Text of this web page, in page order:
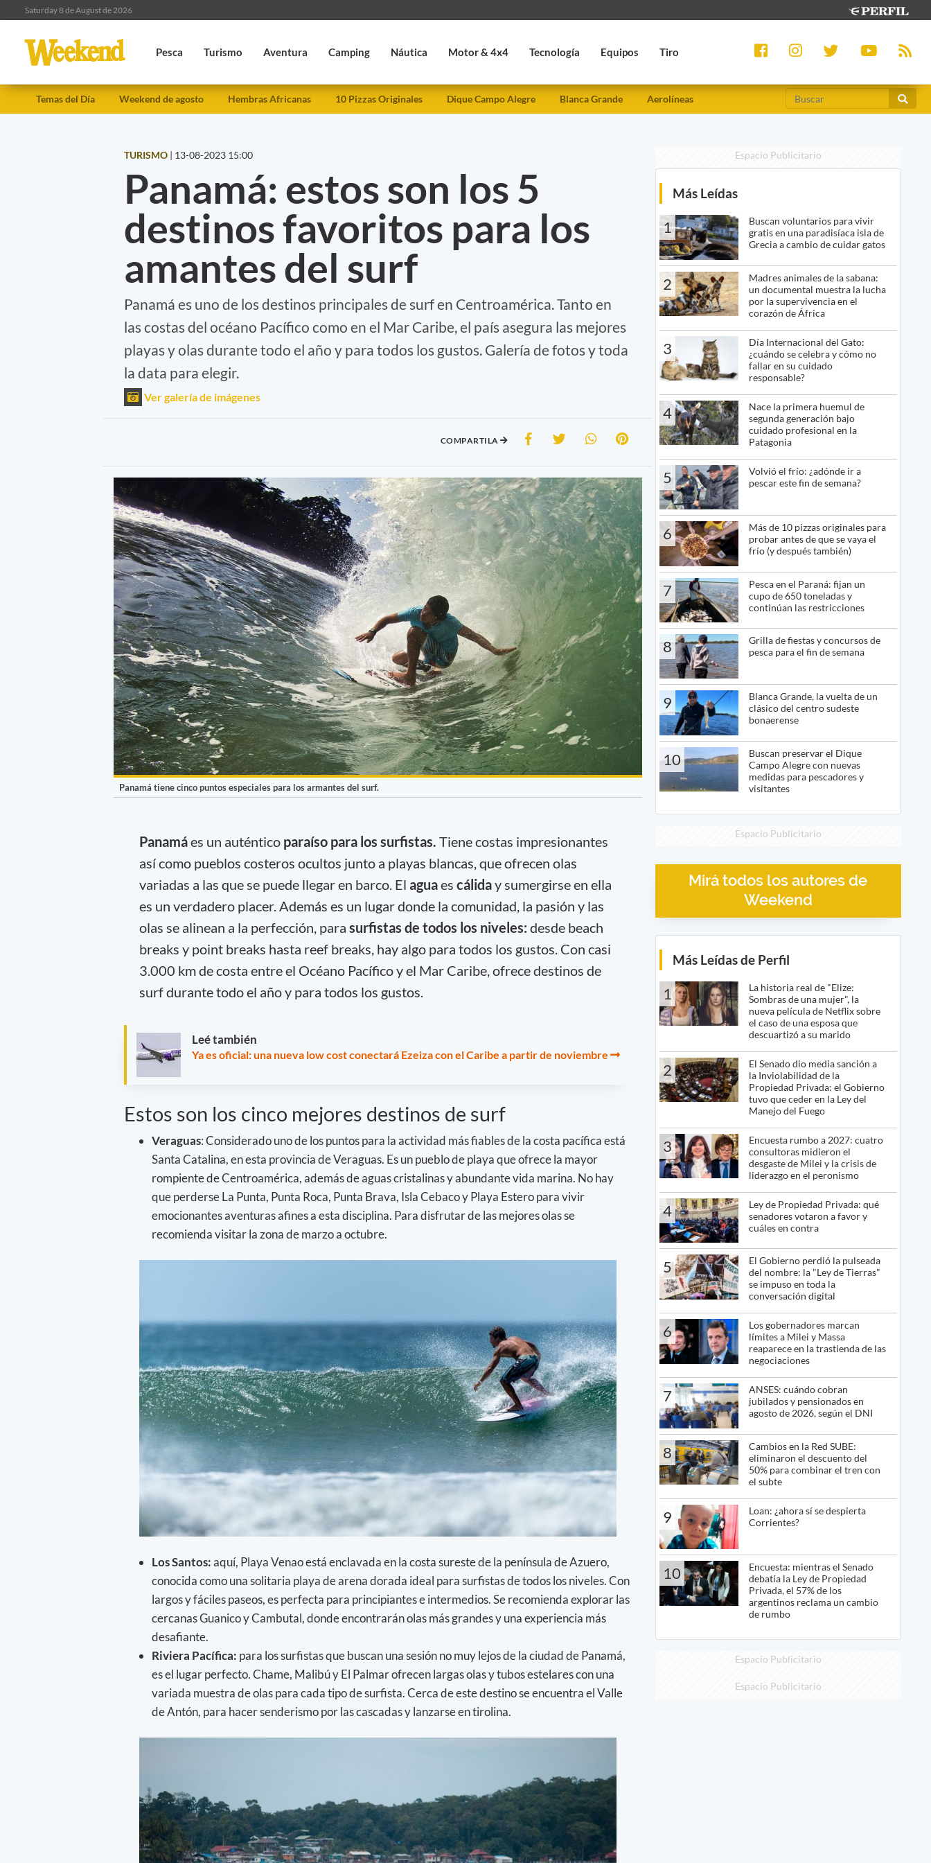
Saturday 8 de August de 2026
Pesca Turismo Aventura Camping Náutica Motor & 4x4 Tecnología Equipos Tiro
Temas del Día Weekend de agosto Hembras Africanas 10 Pizzas Originales Dique Campo Alegre Blanca Grande Aerolíneas
TURISMO | 13-08-2023 15:00
Panamá: estos son los 5
destinos favoritos para los
amantes del surf
Panamá es uno de los destinos principales de surf en Centroamérica. Tanto en
las costas del océano Pacífico como en el Mar Caribe, el país asegura las mejores
playas y olas durante todo el año y para todos los gustos. Galería de fotos y toda
la data para elegir.
Ver galería de imágenes
COMPARTILA
Panamá tiene cinco puntos especiales para los armantes del surf.
Panamáes un auténtico paraíso para los surfistas. Tiene costas impresionantes
así como pueblos costeros ocultos junto a playas blancas, que ofrecen olas
variadas a las que se puede llegar en barco. El aguaes cáliday sumergirse en ella
es un verdadero placer. Además es un lugar donde la comunidad, la pasión y las
olas se alinean a la perfección, para surfistas de todos los niveles: desde beach
breaks y point breaks hasta reef breaks, hay algo para todos los gustos. Con casi
3.000 km de costa entre el Océano Pacífico y el Mar Caribe, ofrece destinos de
surf durante todo el año y para todos los gustos.
Leé también
Ya es oficial: una nueva low cost conectará Ezeiza con el Caribe a partir de noviembre
Estos son los cinco mejores destinos de surf
Veraguas: Considerado uno de los puntos para la actividad más fiables de la costa pacífica está
Santa Catalina, en esta provincia de Veraguas. Es un pueblo de playa que ofrece la mayor
rompiente de Centroamérica, además de aguas cristalinas y abundante vida marina. No hay
que perderse La Punta, Punta Roca, Punta Brava, Isla Cebaco y Playa Estero para vivir
emocionantes aventuras afines a esta disciplina. Para disfrutar de las mejores olas se
recomienda visitar la zona de marzo a octubre.
Los Santos:aquí, Playa Venao está enclavada en la costa sureste de la península de Azuero,
conocida como una solitaria playa de arena dorada ideal para surfistas de todos los niveles. Con
largos y fáciles paseos, es perfecta para principiantes e intermedios. Se recomienda explorar las
cercanas Guanico y Cambutal, donde encontrarán olas más grandes y una experiencia más
desafiante.
Riviera Pacífica: para los surfistas que buscan una sesión no muy lejos de la ciudad de Panamá,
es el lugar perfecto. Chame, Malibú y El Palmar ofrecen largas olas y tubos estelares con una
variada muestra de olas para cada tipo de surfista. Cerca de este destino se encuentra el Valle
de Antón, para hacer senderismo por las cascadas y lanzarse en tirolina.
Espacio Publicitario
Más Leídas
1
Buscan voluntarios para vivir
gratis en una paradisíaca isla de
Grecia a cambio de cuidar gatos
2
Madres animales de la sabana:
un documental muestra la lucha
por la supervivencia en el
corazón de África
3
Día Internacional del Gato:
¿cuándo se celebra y cómo no
fallar en su cuidado
responsable?
4
Nace la primera huemul de
segunda generación bajo
cuidado profesional en la
Patagonia
5
Volvió el frío: ¿adónde ir a
pescar este fin de semana?
6
Más de 10 pizzas originales para
probar antes de que se vaya el
frío (y después también)
7
Pesca en el Paraná: fijan un
cupo de 650 toneladas y
continúan las restricciones
8
Grilla de fiestas y concursos de
pesca para el fin de semana
9
Blanca Grande, la vuelta de un
clásico del centro sudeste
bonaerense
10
Buscan preservar el Dique
Campo Alegre con nuevas
medidas para pescadores y
visitantes
Espacio Publicitario
Mirá todos los autores de
Weekend
Más Leídas de Perfil
1
La historia real de "Elize:
Sombras de una mujer", la
nueva película de Netflix sobre
el caso de una esposa que
descuartizó a su marido
2
El Senado dio media sanción a
la Inviolabilidad de la
Propiedad Privada: el Gobierno
tuvo que ceder en la Ley del
Manejo del Fuego
3
Encuesta rumbo a 2027: cuatro
consultoras midieron el
desgaste de Milei y la crisis de
liderazgo en el peronismo
4
Ley de Propiedad Privada: qué
senadores votaron a favor y
cuáles en contra
5
El Gobierno perdió la pulseada
del nombre: la "Ley de Tierras"
se impuso en toda la
conversación digital
6
Los gobernadores marcan
límites a Milei y Massa
reaparece en la trastienda de las
negociaciones
7
ANSES: cuándo cobran
jubilados y pensionados en
agosto de 2026, según el DNI
8
Cambios en la Red SUBE:
eliminaron el descuento del
50% para combinar el tren con
el subte
9
Loan: ¿ahora sí se despierta
Corrientes?
10
Encuesta: mientras el Senado
debatía la Ley de Propiedad
Privada, el 57% de los
argentinos reclama un cambio
de rumbo
Espacio Publicitario
Espacio Publicitario